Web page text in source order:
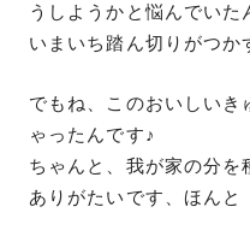
うしようかと悩んでいた
いまいち踏ん切りがつか
でもね、このおいしい
ゃったんです♪
ちゃんと、我が家の分を
ありがたいです、ほんと